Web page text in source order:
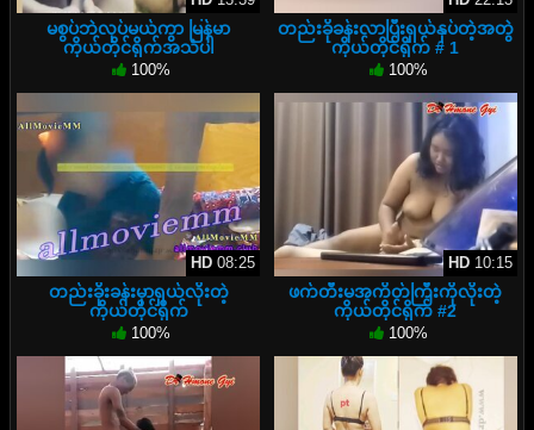
မစွပ်ဘဲလုပ်မယ်ကွာ မြန်မာ
ကိုယ်တိုင်ရိုက်အသံပါ
100%
တည်းခိုခန်းလာပြီးရှယ်နှပ်တဲ့အတွဲ
ကိုယ်တိုင်ရိုက် # 1
100%
HD08:25
တည်းခိုးခန်းမှာရှယ်လိုးတဲ့
ကိုယ်တိုင်ရိုက်
100%
HD10:15
ဖက်တီးမအကိတ်ကြီးကိုလိုးတဲ့
ကိုယ်တိုင်ရိုက် #2
100%